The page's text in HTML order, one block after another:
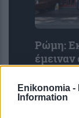
Enikonomia -
Information
Ρώμη:
έμειναν
σε